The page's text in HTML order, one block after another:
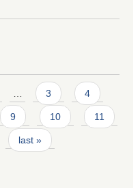
3 4
9 10 11
last »